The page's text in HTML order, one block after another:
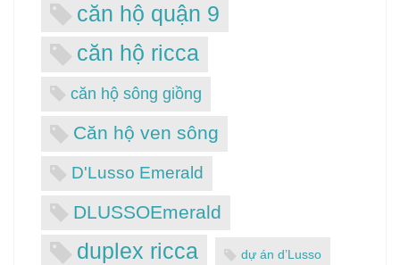
căn hộ quận 9
căn hộ ricca
căn hộ sông giồng
Căn hộ ven sông
D'Lusso Emerald
DLUSSOEmerald
duplex ricca dự án d’Lusso